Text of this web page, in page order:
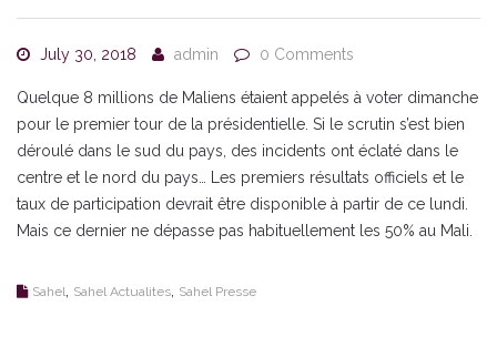
July 30, 2018 admin 0 Comments
Quelque 8 millions de Maliens étaient appelés à voter dimanche
pour le premier tour de la présidentielle. Si le scrutin s’est bien
déroulé dans le sud du pays, des incidents ont éclaté dans le
centre et le nord du pays… Les premiers résultats officiels et le
taux de participation devrait être disponible à partir de ce lundi.
Mais ce dernier ne dépasse pas habituellement les 50% au Mali.
Sahel Sahel Actualites Sahel Presse